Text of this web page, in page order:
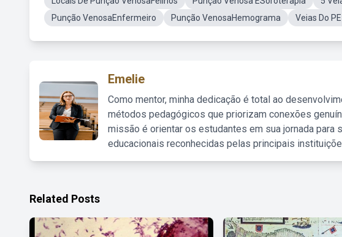
Punção VenosaEnfermeiro
Punção VenosaHemograma Veias Do
Emelie
Como mentor, minha dedicação é total ao
métodos pedagógicos que priorizam conexões
missão é orientar os estudantes em sua jornada para
educacionais reconhecidas pelas principais
Related Posts